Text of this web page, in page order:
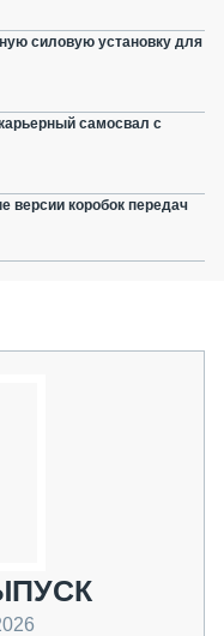
силовую установку для
самосвал с
версии коробок передач